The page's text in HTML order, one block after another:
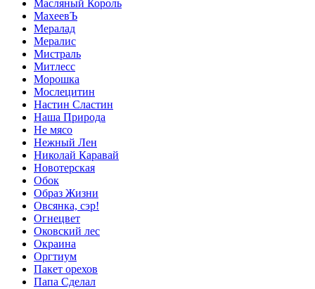
Масляный Король
МахеевЪ
Мералад
Мералис
Мистраль
Митлесс
Морошка
Мослецитин
Настин Сластин
Наша Природа
Не мясо
Нежный Лен
Николай Каравай
Новотерская
Обок
Образ Жизни
Овсянка, сэр!
Огнецвет
Оковский лес
Окраина
Оргтиум
Пакет орехов
Папа Сделал